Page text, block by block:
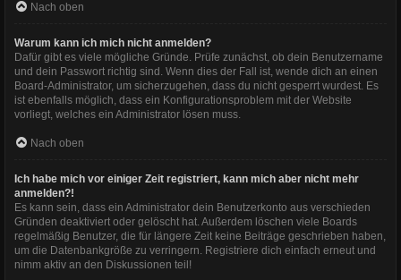
Nach oben
Warum kann ich mich nicht anmelden?
Dafür gibt es viele mögliche Gründe. Prüfe zunächst, ob dein Benutzername
und dein Passwort richtig sind. Wenn dies der Fall ist, wende dich an einen
Board-Administrator, um sicherzugehen, dass du nicht gesperrt wurdest. Es
ist ebenfalls möglich, dass ein Konfigurationsproblem mit der Website
vorliegt, welches ein Administrator lösen muss.
Nach oben
Ich habe mich vor einiger Zeit registriert, kann mich aber nicht mehr
anmelden?!
Es kann sein, dass ein Administrator dein Benutzerkonto aus verschieden
Gründen deaktiviert oder gelöscht hat. Außerdem löschen viele Boards
regelmäßig Benutzer, die für längere Zeit keine Beiträge geschrieben haben,
um die Datenbankgröße zu verringern. Registriere dich einfach erneut und
nimm aktiv an den Diskussionen teil!